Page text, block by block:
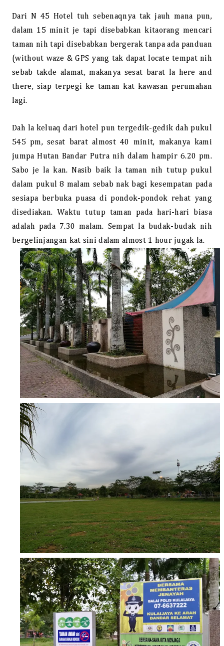
Dari N 45 Hotel tuh sebenaqnya tak jauh mana pun,
dalam 15 minit je tapi disebabkan kitaorang mencari
taman nih tapi disebabkan bergerak tanpa ada panduan
(without waze & GPS yang tak dapat locate tempat nih
sebab takde alamat, makanya sesat barat la here and
there, siap terpegi ke taman kat kawasan perumahan
lagi.
Dah la keluaq dari hotel pun tergedik-gedik dah pukul
545 pm, sesat barat almost 40 minit, makanya kami
jumpa Hutan Bandar Putra nih dalam hampir 6.20 pm.
Sabo je la kan. Nasib baik la taman nih tutup pukul
dalam pukul 8 malam sebab nak bagi kesempatan pada
sesiapa berbuka puasa di pondok-pondok rehat yang
disediakan. Waktu tutup taman pada hari-hari biasa
adalah pada 7.30 malam. Sempat la budak-budak nih
bergelinjangan kat sini dalam almost 1 hour jugak la.